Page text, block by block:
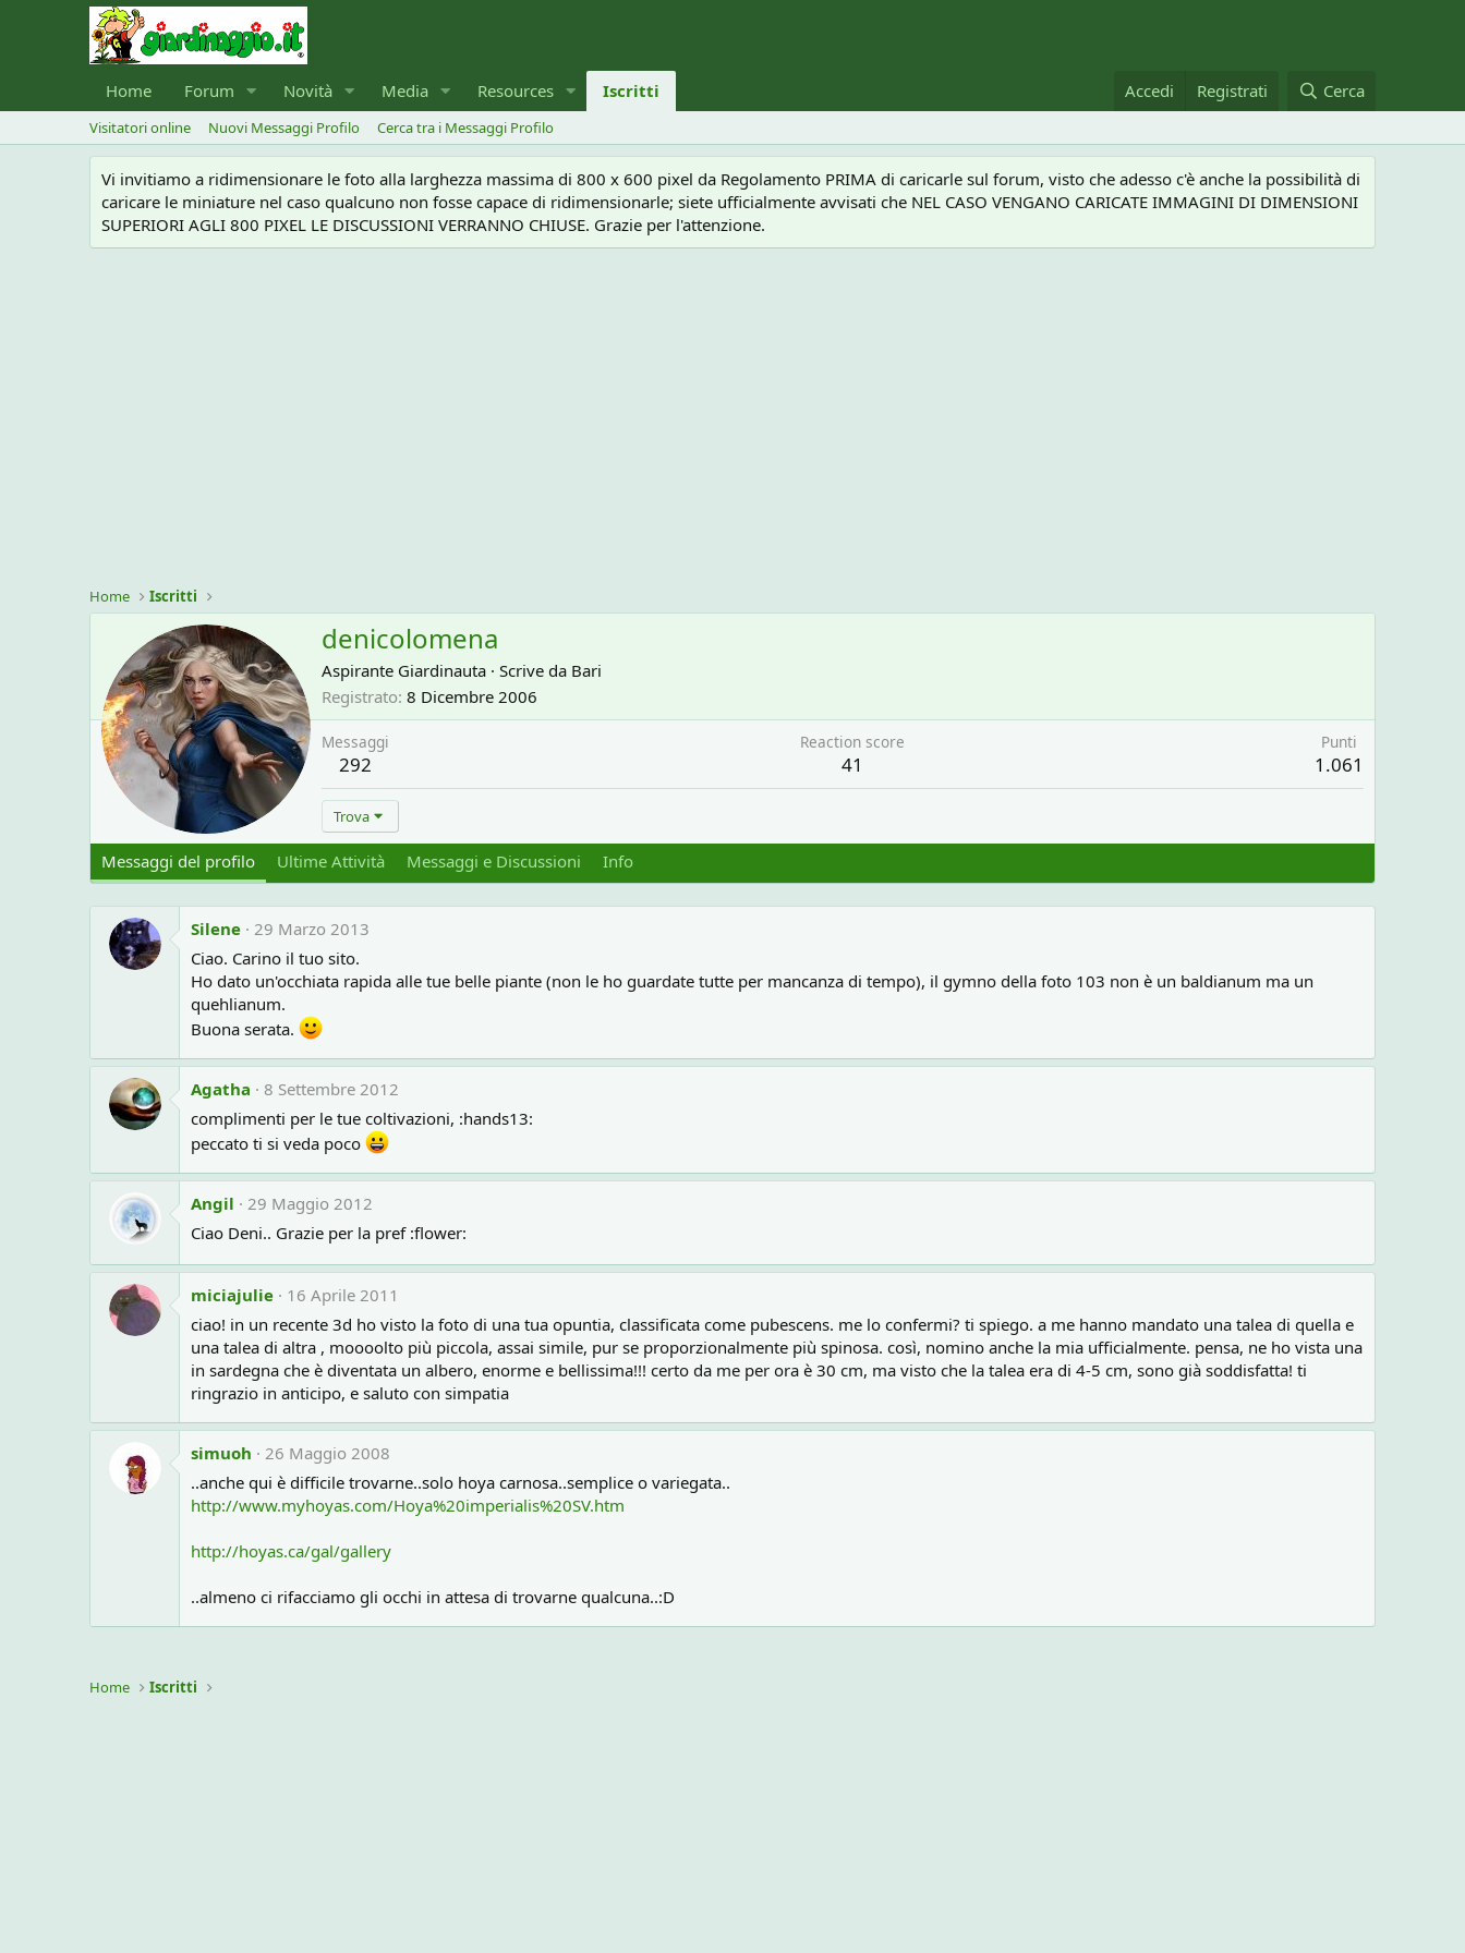
Home Forum Novità Media Resources Iscritti Accedi Registrati Cerca
Visitatori online Nuovi Messaggi Profilo Cerca tra i Messaggi Profilo
Vi invitiamo a ridimensionare le foto alla larghezza massima di 800 x 600 pixel da Regolamento PRIMA di caricarle sul forum, visto che adesso c'è anche la possibilità di
caricare le miniature nel caso qualcuno non fosse capace di ridimensionarle; siete ufficialmente avvisati che NEL CASO VENGANO CARICATE IMMAGINI DI DIMENSIONI
SUPERIORI AGLI 800 PIXEL LE DISCUSSIONI VERRANNO CHIUSE. Grazie per l'attenzione.
Home Iscritti
denicolomena
Aspirante Giardinauta · Scrive da Bari
Registrato 8 Dicembre 2006
Messaggi
292
Reaction score
41
Punti
1.061
Trova
Messaggi del profilo Ultime Attività Messaggi e Discussioni Info
Silene 29 Marzo 2013
Ciao. Carino il tuo sito.
Ho dato un'occhiata rapida alle tue belle piante (non le ho guardate tutte per mancanza di tempo), il gymno della foto 103 non è un baldianum ma un
quehlianum.
Buona serata.
Agatha
8 Settembre 2012
complimenti per le tue coltivazioni, :hands13:
peccato ti si veda poco
Angil
29 Maggio 2012
Ciao Deni.. Grazie per la pref :flower:
miciajulie
16 Aprile 2011
ciao! in un recente 3d ho visto la foto di una tua opuntia, classificata come pubescens. me lo confermi? ti spiego. a me hanno mandato una talea di quella e
una talea di altra , moooolto più piccola, assai simile, pur se proporzionalmente più spinosa. così, nomino anche la mia ufficialmente. pensa, ne ho vista una
in sardegna che è diventata un albero, enorme e bellissima!!! certo da me per ora è 30 cm, ma visto che la talea era di 4-5 cm, sono già soddisfatta! ti
ringrazio in anticipo, e saluto con simpatia
simuoh
26 Maggio 2008
..anche qui è difficile trovarne..solo hoya carnosa..semplice o variegata..
http://www.myhoyas.com/Hoya%20imperialis%20SV.htm
http://hoyas.ca/gal/gallery
..almeno ci rifacciamo gli occhi in attesa di trovarne qualcuna..:D
Home Iscritti